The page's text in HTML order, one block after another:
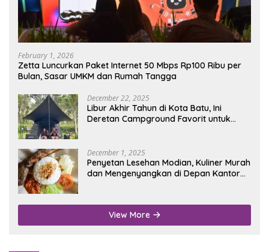
February 1, 2026
Zetta Luncurkan Paket Internet 50 Mbps Rp100 Ribu per
Bulan, Sasar UMKM dan Rumah Tangga
December 22, 2025
Libur Akhir Tahun di Kota Batu, Ini
Deretan Campground Favorit untuk
December 1, 2025
Penyetan Lesehan Modian, Kuliner Murah
dan Mengenyangkan di Depan Kantor
View More